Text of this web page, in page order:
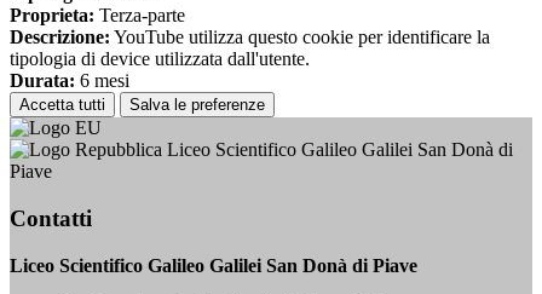
Proprieta: Terza-parte
Descrizione: YouTube utilizza questo cookie per identificare la
tipologia di device utilizzata dall'utente.
Durata: 6 mesi
Accetta tutti Salva le preferenze
Liceo Scientifico Galileo Galilei San Donà di
Piave
Contatti
Liceo Scientifico Galileo Galilei San Donà di Piave